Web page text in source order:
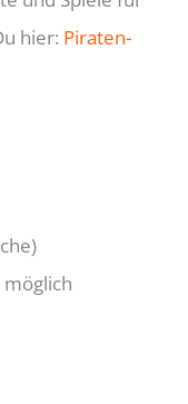
hier: Piraten-